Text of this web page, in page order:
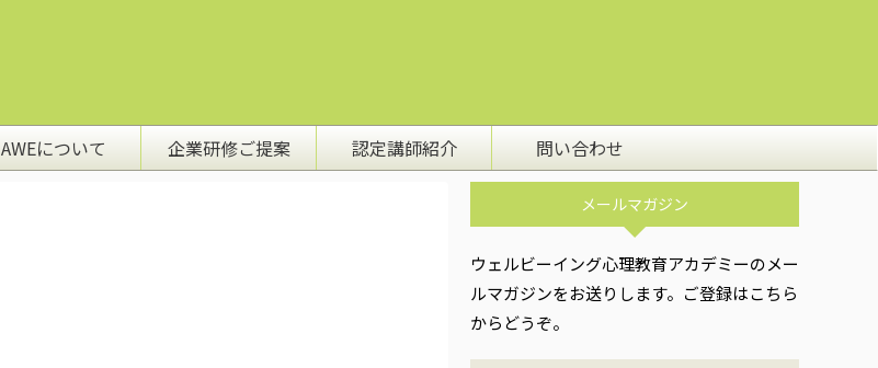
AWEについて 企業研修ご提案 認定講師紹介 問い合わせ
メールマガジン
ウェルビーイング心理教育アカデミーのメー
ルマガジンをお送りします。ご登録はこちら
からどうぞ。